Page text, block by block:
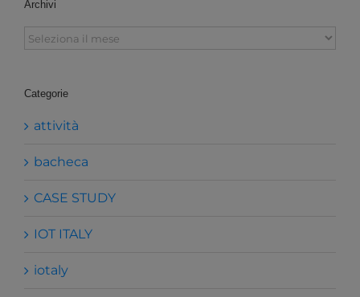
Archivi
Archivi
Categorie
attività
bacheca
CASE STUDY
IOT ITALY
iotaly